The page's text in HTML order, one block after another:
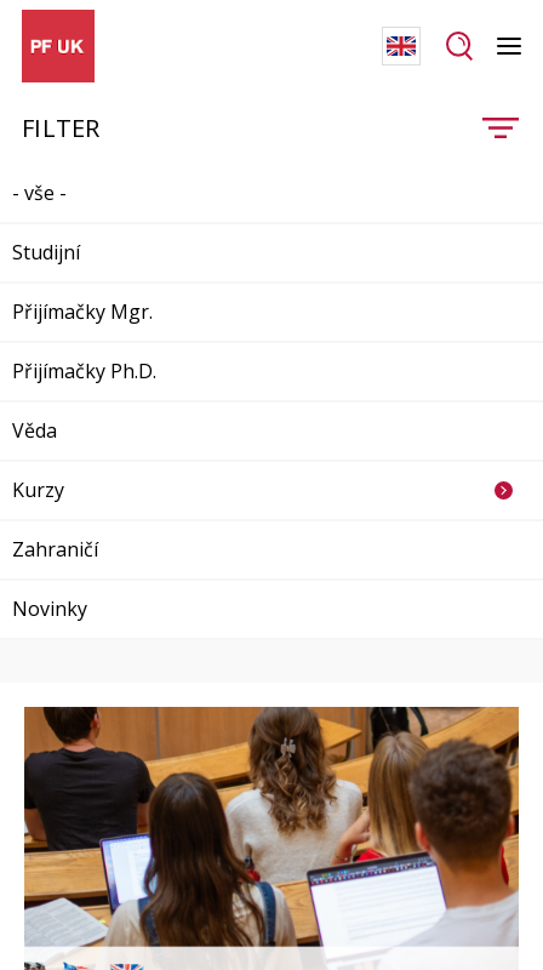
FILTER
- vše -
Studijní
Přijímačky Mgr.
Přijímačky Ph.D.
Věda
Kurzy
Zahraničí
Novinky